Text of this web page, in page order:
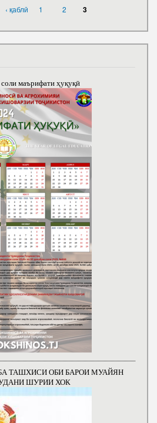
‹ қаблӣ 1 2 3
маърифати ҳуқуқӣ
ТАШХИСИ ОБИ БАРОИ МУАЙЯН
ШУРИИ ХОК